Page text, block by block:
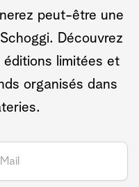
peut-être une
Découvrez
éditions limitées et
organisés dans